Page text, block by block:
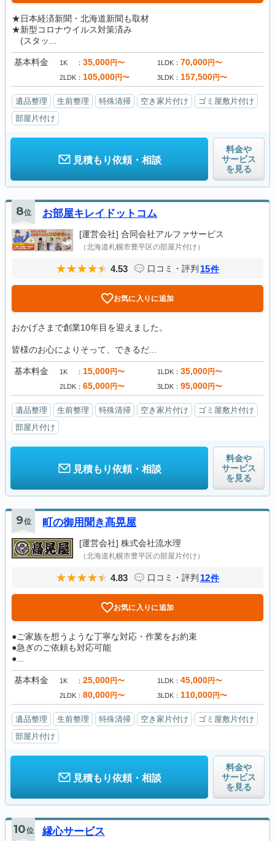
★日本経済新聞・北海道新聞も取材
★新型コロナウイルス対策済み
(スタッ...
基本料金 1K 35,000円〜 1LDK 70,000円〜
2LDK 105,000円〜 3LDK 157,500円〜
遺品整理 生前整理 特殊清掃 空き家片付け
ゴミ屋敷片付け
部屋片付け
見積もり依頼・相談
料金や
サービス
を見る
8位 お部屋キレイドットコム
[運営会社] 合同会社アルファサービス
（北海道札幌市豊平区の部屋片付け）
4.53 口コミ・評判 15件
お気に入りに追加
おかげさまで創業10年目を迎えました。
皆様のお心によりそって、できるだ...
基本料金 1K 15,000円〜 1LDK 35,000円〜
2LDK 65,000円〜 3LDK 95,000円〜
遺品整理 生前整理 特殊清掃 空き家片付け
ゴミ屋敷片付け
部屋片付け
見積もり依頼・相談
料金や
サービス
を見る
9位 町の御用聞き髙晃屋
[運営会社] 株式会社流水理
（北海道札幌市豊平区の部屋片付け）
4.83 口コミ・評判 12件
お気に入りに追加
●ご家族を想うような丁寧な対応・作業をお約束
●急ぎのご依頼も対応可能
●...
基本料金 1K 25,000円〜 1LDK 45,000円〜
2LDK 80,000円〜 3LDK 110,000円〜
遺品整理 生前整理 特殊清掃 空き家片付け
ゴミ屋敷片付け
部屋片付け
見積もり依頼・相談
料金や
サービス
を見る
10位 縁心サービス